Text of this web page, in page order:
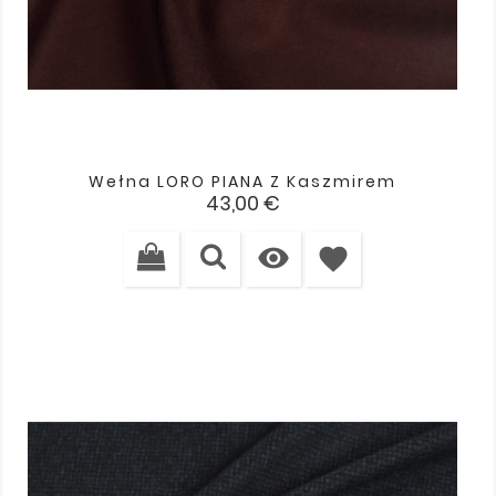
Wełna LORO PIANA Z Kaszmirem
Cena
43,00 €
 favorite